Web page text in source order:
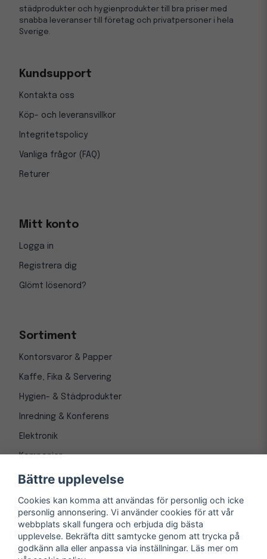
städprodukter och hygienprodukter till bra priser med
snabba leveranser till företag och privatpersoner i hela
Sverige.
Kundsupport
Kontakta oss
Köp- och leveransvillkor
Integritetspolicy
Vanliga frågor (FAQ)
Returer
Mitt konto
Logga in
Registrera dig
Glömt lösenord?
Sortiment
Kontorsvaror & Papper
Kaffe, Fika & Servering
Hygien- & Städprodukter
Inredning & Konferens
Elektronik
Kampanjer
Bättre upplevelse
Cookies kan komma att användas för personlig och icke
personlig annonsering. Vi använder cookies för att vår
webbplats skall fungera och erbjuda dig bästa
upplevelse. Bekräfta ditt samtycke genom att trycka på
godkänn alla eller anpassa via inställningar. Läs mer om